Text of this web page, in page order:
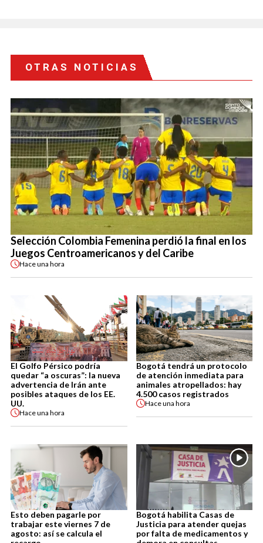
OTRAS NOTICIAS
Selección Colombia Femenina perdió la final en los
Juegos Centroamericanos y del Caribe
Haceuna hora
El Golfo Pérsico podría
quedar “a oscuras”: la nueva
advertencia de Irán ante
posibles ataques de los EE.
UU.
Haceuna hora
Bogotá tendrá un protocolo
de atención inmediata para
animales atropellados: hay
4.500 casos registrados
Haceuna hora
Esto deben pagarle por
trabajar este viernes 7 de
agosto: así se calcula el
Bogotá habilita Casas de
Justicia para atender quejas
por falta de medicamentos y